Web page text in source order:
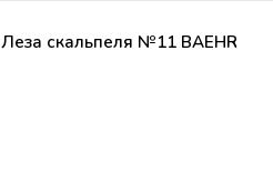
Леза скальпеля №11 BAEHR